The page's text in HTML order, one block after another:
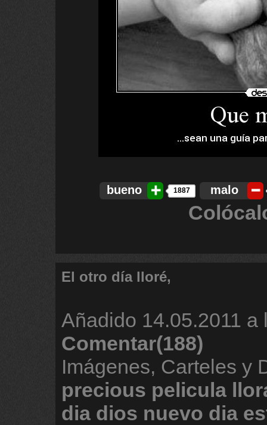
bueno 1887 malo
El otro día lloré,
Añadido 14.05.2011 a
Comentar(188)
Imágenes, Carteles y
precious pelicula
dia dios nuevo dia